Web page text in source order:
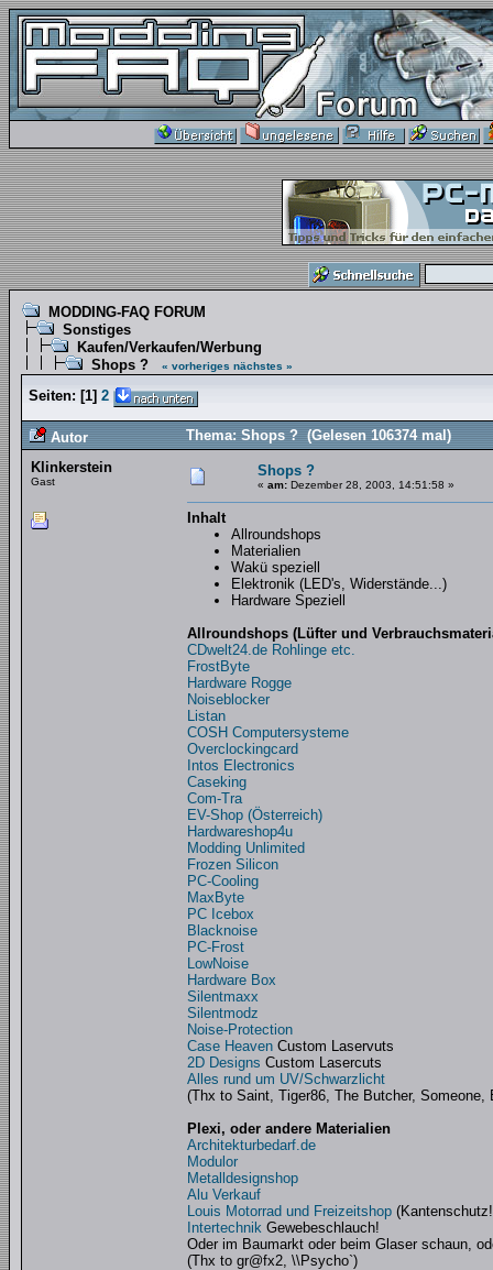
MODDING-FAQ FORUM
Sonstiges
Kaufen/Verkaufen/Werbung
Shops ?
« vorheriges nächstes »
Seiten: [1] 2
Autor
Thema: Shops ? (Gelesen 106374 mal)
Klinkerstein
Gast
Shops ?
« am: Dezember 28, 2003, 14:51:58 »
Inhalt
Allroundshops
Materialien
Wakü speziell
Elektronik (LED's, Widerstände...)
Hardware Speziell
Allroundshops (Lüfter und
CDwelt24.de Rohlinge etc.
FrostByte
Hardware Rogge
Noiseblocker
Listan
COSH Computersysteme
Overclockingcard
Intos Electronics
Caseking
Com-Tra
EV-Shop (Österreich)
Hardwareshop4u
Modding Unlimited
Frozen Silicon
PC-Cooling
MaxByte
PC Icebox
Blacknoise
PC-Frost
LowNoise
Hardware Box
Silentmaxx
Silentmodz
Noise-Protection
Case Heaven Custom Laservuts
2D Designs Custom Lasercuts
Alles rund um UV/Schwarzlicht
(Thx to Saint, Tiger86, The Butcher, Someone,
Plexi, oder andere Materialien
Architekturbedarf.de
Modulor
Metalldesignshop
Alu Verkauf
Louis Motorrad und Freizeitshop
Intertechnik Gewebeschlauch!
Oder im Baumarkt oder beim Glaser schaun,
(Thx to gr@fx2, \\Psycho`)